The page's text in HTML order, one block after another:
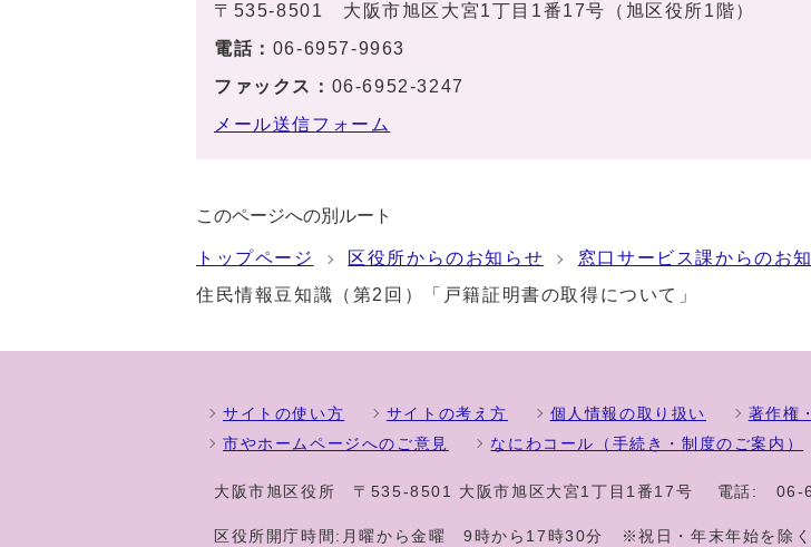
〒535-8501 大阪市旭区大宮1丁目1番17号（旭区役所1階）
電話： 06-6957-9963
ファックス： 06-6952-3247
メール送信フォーム
このページへの別ルート
トップページ 区役所からのお知らせ
窓口サービス課からのお
住民情報豆知識（第2回）「戸籍証明書の取得について」
サイトの使い方 サイトの考え方 個人情報の取り扱い 著作権
市やホームページへのご意見
なにわコール（手続き・制度のご案内）
大阪市旭区役所 〒535-8501 大阪市旭区大宮1丁目1番17号 電話: 06-
区役所開庁時間:月曜から金曜 9時から17時30分 ※祝日・年末年始を除く